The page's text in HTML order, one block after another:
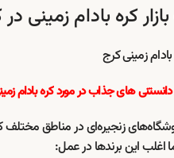
کره بادام زمینی
دانستنی های جذاب در مورد کره بادام
زنجیره‌ای در مناطق مختلف
این برندها در عمل: